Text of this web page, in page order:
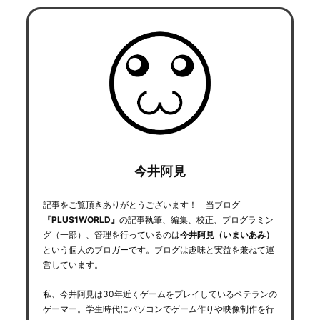
今井阿見
記事をご覧頂きありがとうございます！ 当ブログ
『PLUS1WORLD』 の記事執筆、編集、校正、プログラミン
グ（一部）、管理を行っているのは今井阿見（いまいあみ）
という個人のブロガーです。ブログは趣味と実益を兼ねて運
営しています。
私、今井阿見は30年近くゲームをプレイしているベテランの
ゲーマー。学生時代にパソコンでゲーム作りや映像制作を行